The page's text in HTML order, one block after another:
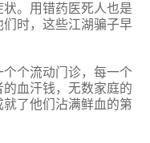
。用错药医死人也是
时，这些江湖骗子早
个流动门诊，每一个
血汗钱，无数家庭的
了他们沾满鲜血的第